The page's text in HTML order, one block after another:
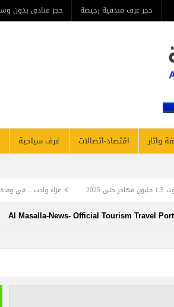
فندقية رخيصة حجز فنادق بدون وسيط من
اقتصاد-اتصالات غرف سياحية فنادق نيوز
عزاء واجب .. في وفاة المرحومة بأذنه تعالي
Al Masalla-News- Official Tourism
خير